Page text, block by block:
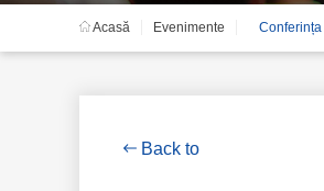
Acasă Evenimente
Back to